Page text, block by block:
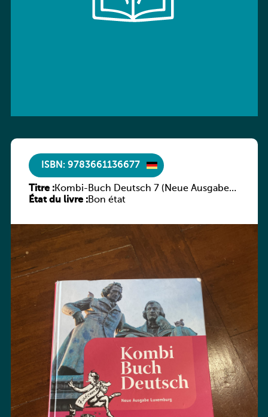
ISBN: 9783661136677
Titre :Kombi-Buch Deutsch 7 (Neue Ausgabe
Luxemburg)
État du livre :Bon état